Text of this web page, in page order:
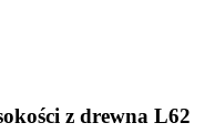
z drewna L62